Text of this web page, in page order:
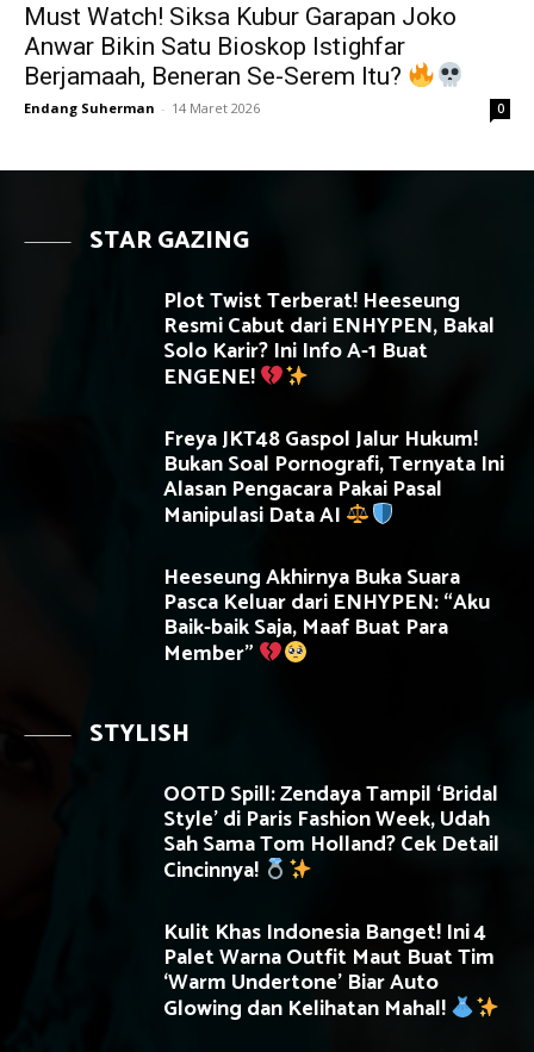
Must Watch! Siksa Kubur Garapan Joko
Anwar Bikin Satu Bioskop Istighfar
Berjamaah, Beneran Se-Serem Itu?
Endang Suherman - 14 Maret 2026 0
STAR GAZING
Plot Twist Terberat! Heeseung
Resmi Cabut dari ENHYPEN, Bakal
Solo Karir? Ini Info A-1 Buat
ENGENE!
Freya JKT48 Gaspol Jalur Hukum!
Bukan Soal Pornografi, Ternyata Ini
Alasan Pengacara Pakai Pasal
Manipulasi Data AI
Heeseung Akhirnya Buka Suara
Pasca Keluar dari ENHYPEN: “Aku
Baik-baik Saja, Maaf Buat Para
Member”
STYLISH
OOTD Spill: Zendaya Tampil ‘Bridal
Style’ di Paris Fashion Week, Udah
Sah Sama Tom Holland? Cek Detail
Cincinnya!
Kulit Khas Indonesia Banget! Ini 4
Palet Warna Outfit Maut Buat Tim
‘Warm Undertone’ Biar Auto
Glowing dan Kelihatan Mahal!